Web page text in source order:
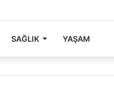
SAĞLIK YAŞAM